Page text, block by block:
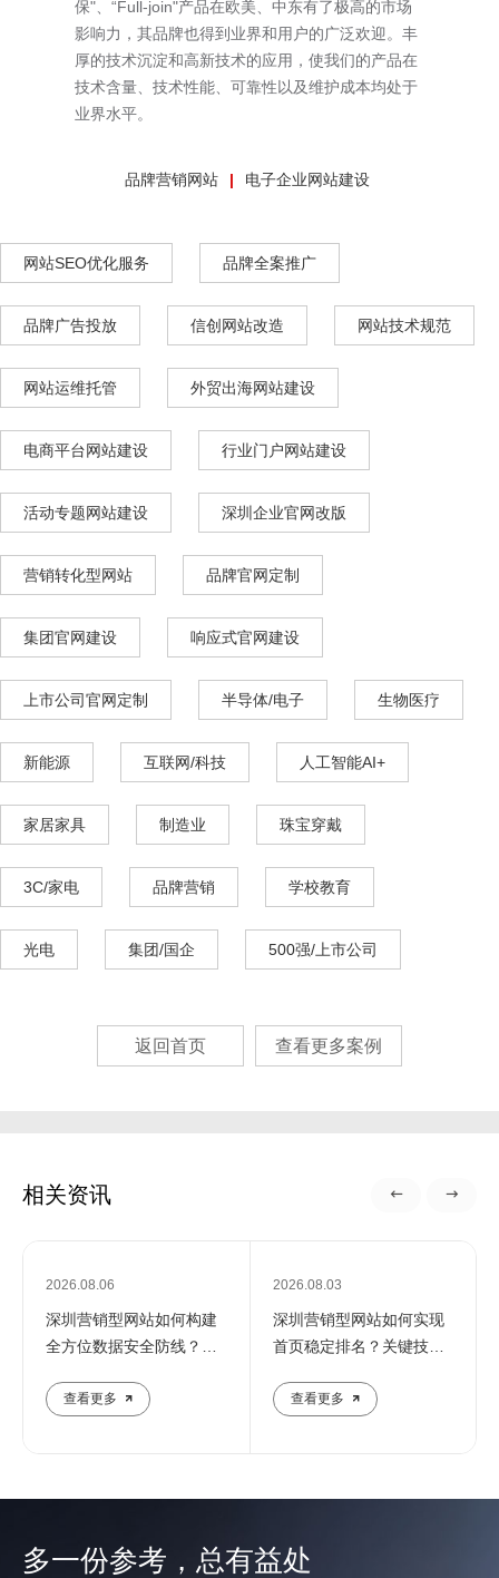
保"、“Full-join"产品在欧美、中东有了极高的市场
影响力，其品牌也得到业界和用户的广泛欢迎。丰
厚的技术沉淀和高新技术的应用，使我们的产品在
技术含量、技术性能、可靠性以及维护成本均处于
业界水平。
品牌营销网站 电子企业网站建设
网站SEO优化服务 品牌全案推广
品牌广告投放 信创网站改造 网站技术规范
网站运维托管 外贸出海网站建设
电商平台网站建设 行业门户网站建设
活动专题网站建设 深圳企业官网改版
营销转化型网站 品牌官网定制
集团官网建设 响应式官网建设
上市公司官网定制 半导体/电子 生物医疗
新能源 互联网/科技 人工智能AI+
家居家具 制造业 珠宝穿戴
3C/家电 品牌营销 学校教育
光电 集团/国企 500强/上市公司
返回首页 查看更多案例
相关资讯
2026.08.06
深圳营销型网站如何构建
全方位数据安全防线？专
查看更多
2026.08.03
深圳营销型网站如何实现
首页稳定排名？关键技巧
查看更多
多一份参考，总有益处